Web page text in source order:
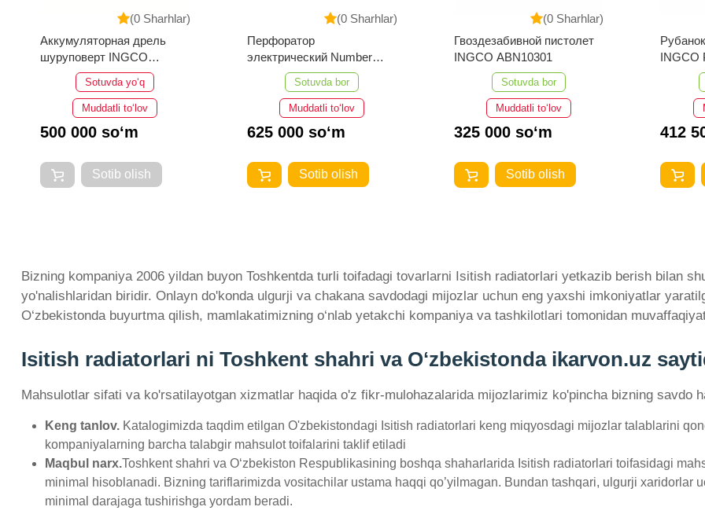
(0 Sharhlar)
Перфоратор
электрический Number
One EH1300/30-1
Sotuvda bor
Muddatli to‘lov
625 000 so‘m
Sotib olish
(0 Sharhlar)
Гвоздезабивной пистолет
INGCO ABN10301
Sotuvda bor
Muddatli to‘lov
325 000 so‘m
Sotib olish
(0 Sharhlar)
Рубанок электрический
INGCO PL5508
Sotuvda bor
Muddatli to‘lov
412 500 so‘m
Sotib olish
10
Bizning kompaniya 2006 yildan buyon Toshkentda turli toifadagi tovarlarni Isitish radiatorlari yetkazib berish bilan
yo'nalishlaridan biridir. Onlayn do'konda ulgurji va chakana savdodagi mijozlar uchun eng yaxshi imkoniyatlar
O‘zbekistonda buyurtma qilish, mamlakatimizning o‘nlab yetakchi kompaniya va tashkilotlari tomonidan
Isitish radiatorlari ni Toshkent shahri va Oʻzbekistonda ikarvon.uz
Mahsulotlar sifati va ko'rsatilayotgan xizmatlar haqida o'z fikr-mulohazalarida mijozlarimiz ko'pincha bizning savdo
Keng tanlov. Katalogimizda taqdim etilgan O'zbekistondagi Isitish radiatorlari keng miqyosdagi mijozlar talablarini
kompaniyalarning barcha talabgir mahsulot toifalarini taklif etiladi
Maqbul narx.Toshkent shahri va O‘zbekiston Respublikasining boshqa shaharlarida Isitish radiatorlari toifasidagi
minimal hisoblanadi. Bizning tariflarimizda vositachilar ustama haqqi qo’yilmagan. Bundan tashqari, ulgurji xaridorlar
minimal darajaga tushirishga yordam beradi.